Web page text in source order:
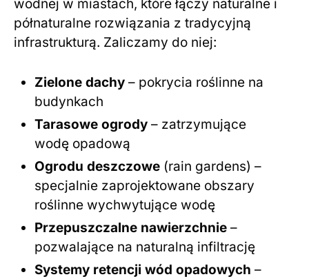
wodnej w miastach, które łączy naturalne i
półnaturalne rozwiązania z tradycyjną
infrastrukturą. Zaliczamy do niej:
Zielone dachy – pokrycia roślinne na
budynkach
Tarasowe ogrody – zatrzymujące
wodę opadową
Ogrodu deszczowe (rain gardens) –
specjalnie zaprojektowane obszary
roślinne wychwytujące wodę
Przepuszczalne nawierzchnie –
pozwalające na naturalną infiltrację
Systemy retencji wód opadowych –